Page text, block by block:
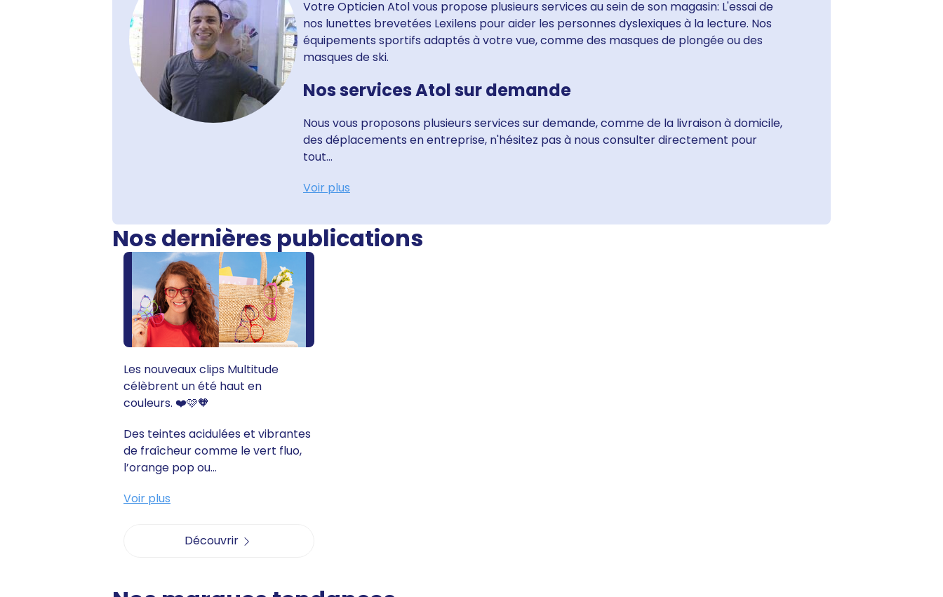
Votre Opticien Atol vous propose plusieurs services au sein de son magasin: L'essai de
nos lunettes brevetées Lexilens pour aider les personnes dyslexiques à la lecture. Nos
équipements sportifs adaptés à votre vue, comme des masques de plongée ou des
masques de ski.
Nos services Atol sur demande
Nous vous proposons plusieurs services sur demande, comme de la livraison à domicile,
des déplacements en entreprise, n'hésitez pas à nous consulter directement pour
tout...
Voir plus
Nos dernières publications
Les nouveaux clips Multitude
célèbrent un été haut en
couleurs. ❤️🩷🧡
Des teintes acidulées et vibrantes
de fraîcheur comme le vert fluo,
l’orange pop ou...
Voir plus
Découvrir